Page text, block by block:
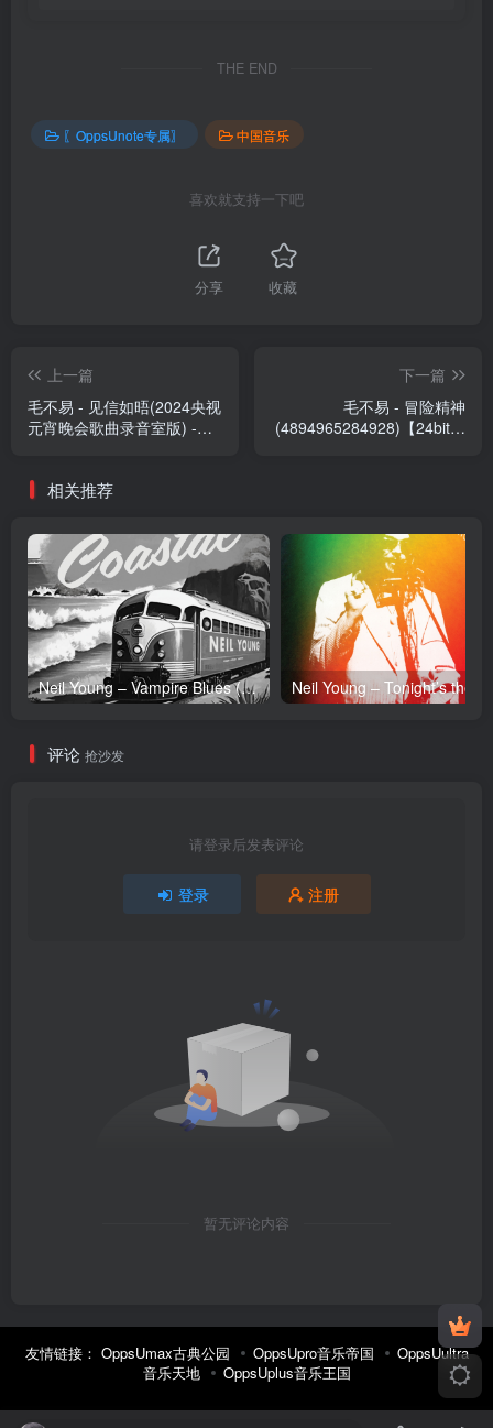
THE END
〖OppsUnote专属〗 中国音乐
喜欢就支持一下吧
分享 收藏
上一篇
毛不易 - 见信如晤(2024央视
元宵晚会歌曲录音室版) -
下一篇
毛不易 - 冒险精神
(4894965284928)【24bit／
相关推荐
Neil Young – Vampire Blues (Live) – Single(054391239303)【24bit／96.0kHz】土耳其区
评论 抢沙发
请登录后发表评论
登录 注册
暂无评论内容
友情链接： OppsUmax古典公园 OppsUpro音乐帝国
OppsUultra
音乐天地
OppsUplus音乐王国